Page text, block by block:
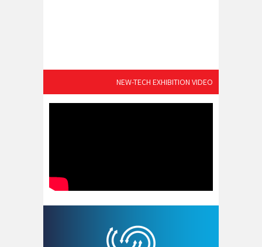
NEW-TECH EXHIBITION VIDEO